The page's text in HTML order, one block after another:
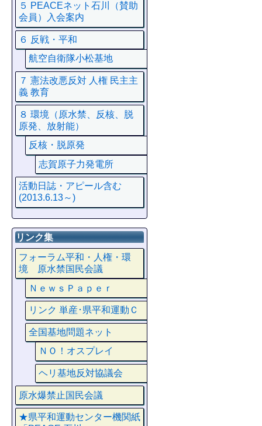
５ PEACEネット石川（賛助
会員）入会案内
６ 反戦・平和
航空自衛隊小松基地
７ 憲法改悪反対 人権 民主主
義 教育
８ 環境（原水禁、反核、脱
原発、放射能）
反核・脱原発
志賀原子力発電所
活動日誌・アピール含む
(2013.6.13～)
リンク集
フォーラム平和・人権・環
境 原水禁国民会議
ＮｅｗｓＰａｐｅｒ
リンク 単産･県平和運動Ｃ
全国基地問題ネット
ＮＯ！オスプレイ
ヘリ基地反対協議会
原水爆禁止国民会議
★県平和運動センター機関紙